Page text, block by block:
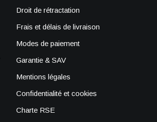
Droit de rétractation
Frais et délais de livraison
Modes de paiement
Garantie & SAV
Mentions légales
Confidentialité et cookies
Charte RSE